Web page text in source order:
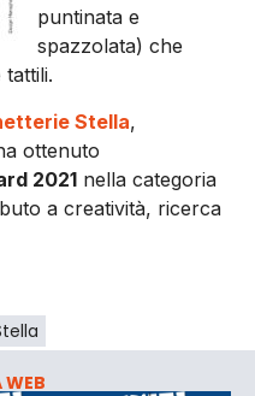
puntinata e
spazzolata) che
Stella,
ottenuto
2021 nella categoria
a creatività, ricerca
WEB